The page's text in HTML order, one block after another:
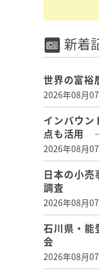
新着
世界の富裕
2026年08月
インバウン
点も活用
2026年08月
日本の小
調査
2026年08月
石川県・
会
2026年08月